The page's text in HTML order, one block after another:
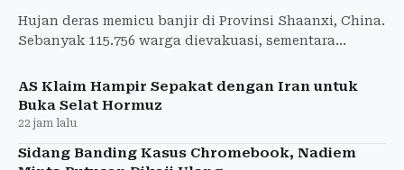
Hujan deras memicu banjir di Provinsi Shaanxi, China.
Sebanyak 115.756 warga dievakuasi, sementara
AS Klaim Hampir Sepakat dengan Iran untuk
Buka Selat Hormuz
22 jam lalu
Sidang Banding Kasus Chromebook, Nadiem